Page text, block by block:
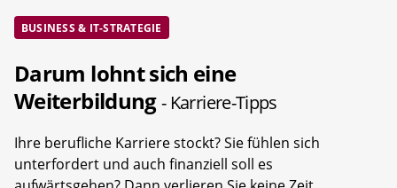
BUSINESS & IT-STRATEGIE
Darum lohnt sich eine
Weiterbildung- Karriere-Tipps
Ihre berufliche Karriere stockt? Sie fühlen sich
unterfordert und auch finanziell soll es